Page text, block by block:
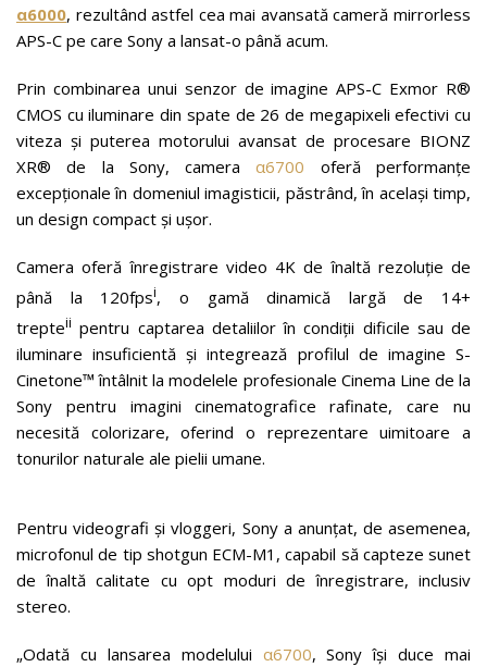
α6000, rezultând astfel cea mai avansată cameră mirrorless
APS-C pe care Sony a lansat-o până acum.
Prin combinarea unui senzor de imagine APS-C Exmor R®
CMOS cu iluminare din spate de 26 de megapixeli efectivi cu
viteza și puterea motorului avansat de procesare BIONZ
XR® de la Sony, cameraα6700 oferă performanțe
excepționale în domeniul imagisticii, păstrând, în același timp,
un design compact și ușor.
Camera oferă înregistrare video 4K de înaltă rezoluție de
până la 120fpsi, o gamă dinamică largă de 14+
trepteii pentru captarea detaliilor în condiții dificile sau de
iluminare insuficientă și integrează profilul de imagine S-
Cinetone™ întâlnit la modelele profesionale Cinema Line de la
Sony pentru imagini cinematografice rafinate, care nu
necesită colorizare, oferind o reprezentare uimitoare a
tonurilor naturale ale pielii umane.
Pentru videografi și vloggeri, Sony a anunțat, de asemenea,
microfonul de tip shotgun ECM-M1, capabil să capteze sunet
de înaltă calitate cu opt moduri de înregistrare, inclusiv
stereo.
„Odată cu lansarea modelului α6700, Sony își duce mai